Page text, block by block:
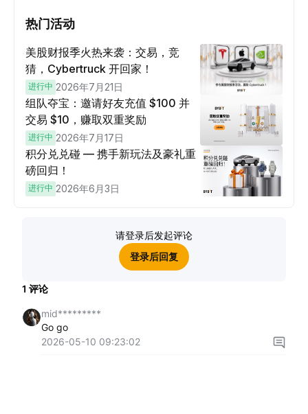
热门活动
美股财报季火热来袭：交易，竞
猜，Cybertruck 开回家！
进行中 2026年7月21日
组队夺宝：邀请好友充值 $100 并
交易 $10，赚取双重奖励
进行中 2026年7月17日
积分兑兑碰 — 携手新玩法及豪礼重
磅回归！
进行中 2026年6月3日
请登录后发起评论
登录后回复
1 评论
mid*********
Go go
2026-05-10 09:23:02